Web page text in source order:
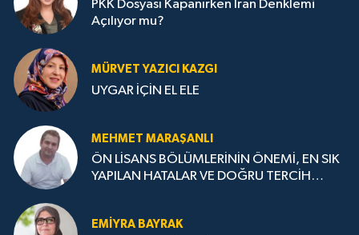
PKK Dosyası Kapanırken İran Denklemi
Açılıyor mu?
MÜRVET YAZICI KAZGI
UYGAR İÇİN EL ELE
MEHMET MARAŞANLI
ÖN LİSANS BÖLÜMLERİNİN ÖNEMİ, EN SIK
YAPILAN HATALAR VE DOĞRU TERCİH
EMIYRA BAYRAK